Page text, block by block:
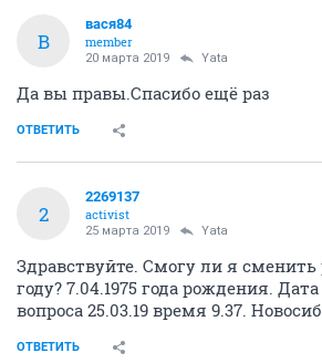
В
вася84
member
20 марта 2019 Yata
Да вы правы.Спасибо ещё раз
ОТВЕТИТЬ
2
2269137
activist
25 марта 2019 Yata
Здравствуйте. Смогу ли я сменить
году? 7.04.1975 года рождения.
вопроса 25.03.19 время 9.37.
ОТВЕТИТЬ